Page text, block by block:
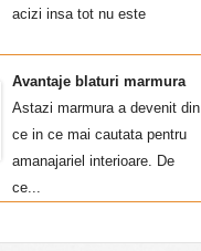
acizi insa tot nu este
Avantaje blaturi marmura
Astazi marmura a devenit din
ce in ce mai cautata pentru
amanajariel interioare. De
ce...